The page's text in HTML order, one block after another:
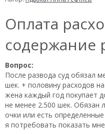
Оплата
содержание
Вопрос:
После развода суд обязал
шек. + половину расходов
жена каждый год покупает
не менее 2.500 шек. Обязан
очки или есть
я потребовать показать